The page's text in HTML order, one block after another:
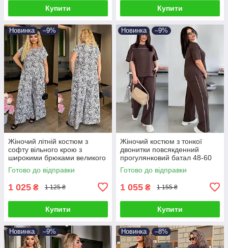
Купити Купити
Новинка –9%
Жіночий літній костюм з
софту вільного крою з
широкими брюками великого
розміру 50-64
Готово до відправки
1 025 ₴ 1 125 ₴
Купити
Новинка –9%
Жіночий костюм з тонкої
двонитки повсякденний
прогулянковий батал 48-60
Готово до відправки
1 055 ₴ 1 155 ₴
Купити
Новинка –9% Новинка –8%